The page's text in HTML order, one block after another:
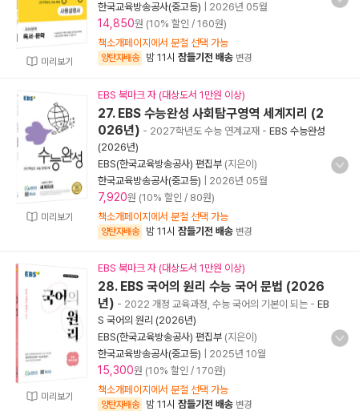
미리보기
한국교육방송공사(중고등)
2026년 05월
14,850원 (10% 할인 / 160원)
책소개페이지에서 분철 선택 가능
양탄자배송 밤 11시 잠들기전 배송 변경
미리보기
EBS 북마크 자 (대상도서 1만원 이상)
27. EBS 수능완성 사회탐구영역 세계지리 (2
026년) - 2027학년도 수능 연계교재 - EBS 수능완성
(2026년)
EBS(한국교육방송공사) 편집부 (지은이)
한국교육방송공사(중고등)
2026년 05월
7,920원 (10% 할인 / 80원)
책소개페이지에서 분철 선택 가능
양탄자배송 밤 11시 잠들기전 배송 변경
미리보기
EBS 북마크 자 (대상도서 1만원 이상)
28. EBS 국어의 원리 수능 국어 문법 (2026
년) - 2022 개정 교육과정, 수능 국어의 기본이 되는 - EB
S 국어의 원리 (2026년)
EBS(한국교육방송공사) 편집부 (지은이)
한국교육방송공사(중고등)
2025년 10월
15,300원 (10% 할인 / 170원)
책소개페이지에서 분철 선택 가능
양탄자배송 밤 11시 잠들기전 배송 변경